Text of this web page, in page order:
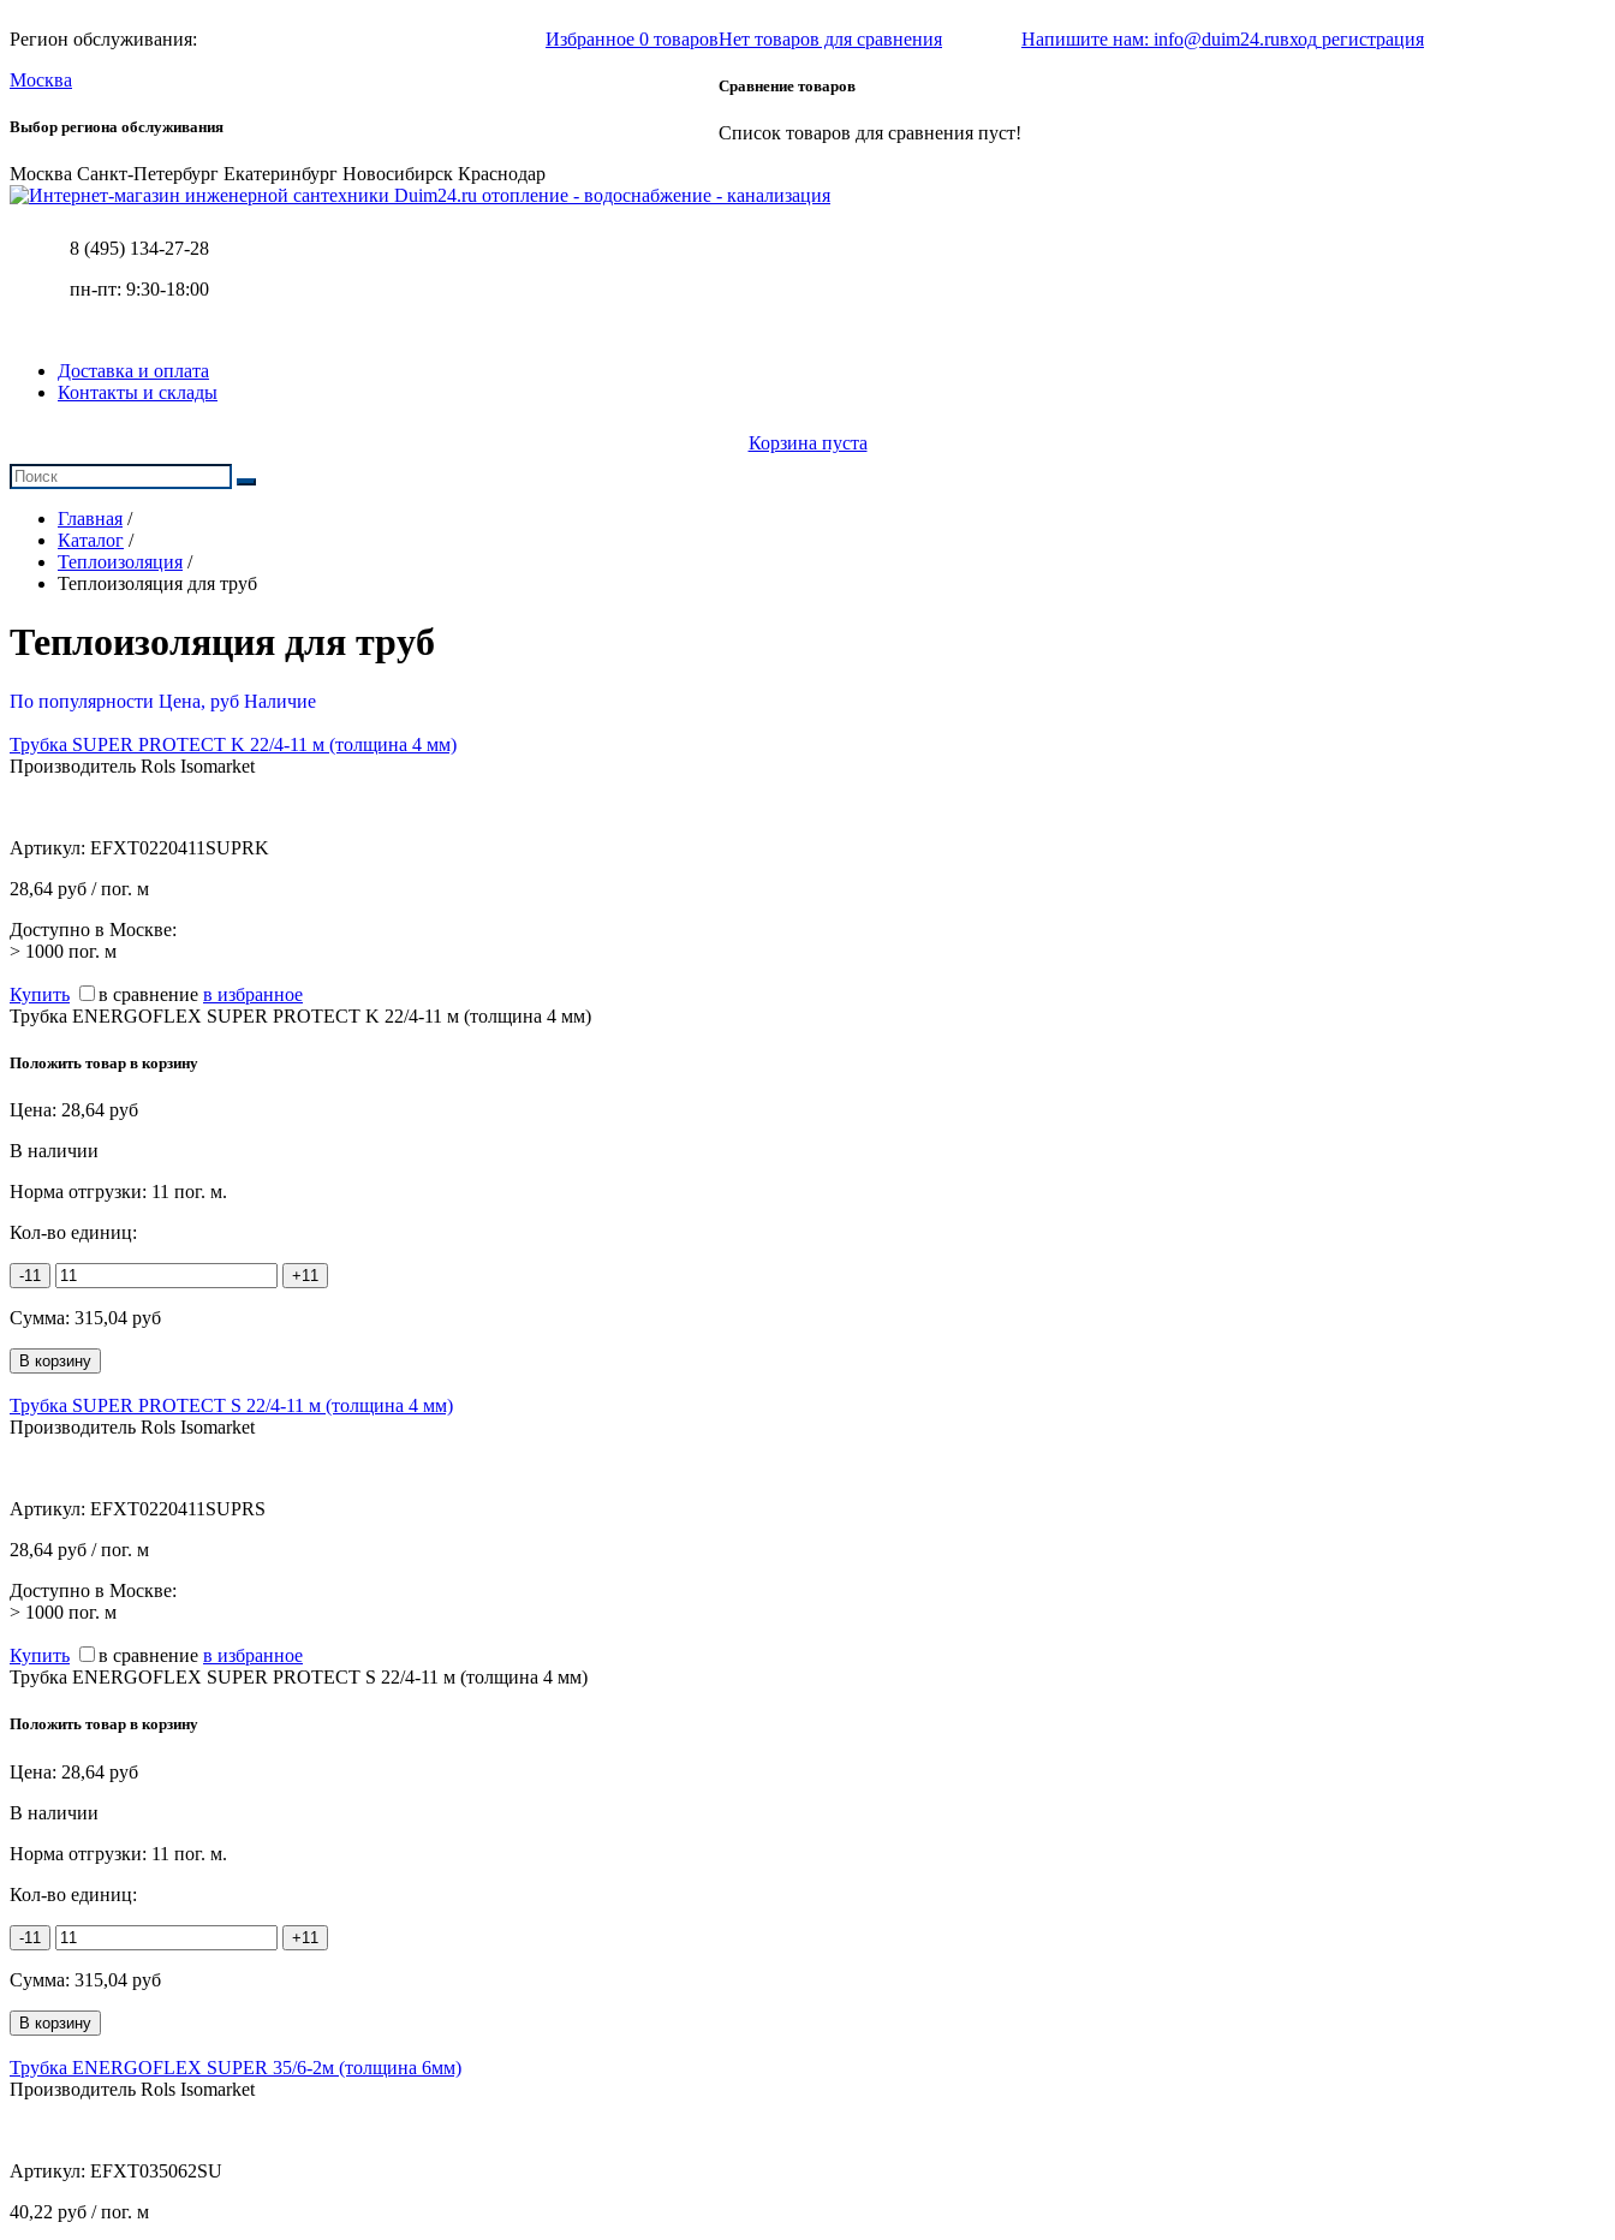
Регион обслуживания:
Москва
Выбор региона обслуживания
Москва Санкт-Петербург Екатеринбург Новосибирск Краснодар
Избранное 0 товаровНет товаров для сравнения
Сравнение товаров
Список товаров для сравнения пуст!
Напишите нам: info@duim24.ruвход регистрация
отопление - водоснабжение - канализация
8 (495) 134-27-28
пн-пт: 9:30-18:00
Доставка и оплата
Контакты и склады
Корзина пуста
Главная /
Каталог /
Теплоизоляция /
Теплоизоляция для труб
Теплоизоляция для труб
По популярности Цена, руб Наличие
Трубка SUPER PROTECT K 22/4-11 м (толщина 4 мм)
Производитель Rols Isomarket
Артикул: EFXT0220411SUPRK
28,64 руб / пог. м
Доступно в Москве:
> 1000 пог. м
Купить в сравнение в избранное
Трубка ENERGOFLEX SUPER PROTECT K 22/4-11 м (толщина 4 мм)
Положить товар в корзину
Цена: 28,64 руб
В наличии
Норма отгрузки: 11 пог. м.
Кол-во единиц:
-11 +11
Сумма: 315,04 руб
Трубка SUPER PROTECT S 22/4-11 м (толщина 4 мм)
Производитель Rols Isomarket
Артикул: EFXT0220411SUPRS
28,64 руб / пог. м
Доступно в Москве:
> 1000 пог. м
Купить в сравнение в избранное
Трубка ENERGOFLEX SUPER PROTECT S 22/4-11 м (толщина 4 мм)
Положить товар в корзину
Цена: 28,64 руб
В наличии
Норма отгрузки: 11 пог. м.
Кол-во единиц:
-11 +11
Сумма: 315,04 руб
Трубка ENERGOFLEX SUPER 35/6-2м (толщина 6мм)
Производитель Rols Isomarket
Артикул: EFXT035062SU
40,22 руб / пог. м